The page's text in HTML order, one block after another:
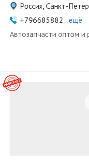
Россия, Санкт-
+796685882...ещё
Автозапчасти оптом и